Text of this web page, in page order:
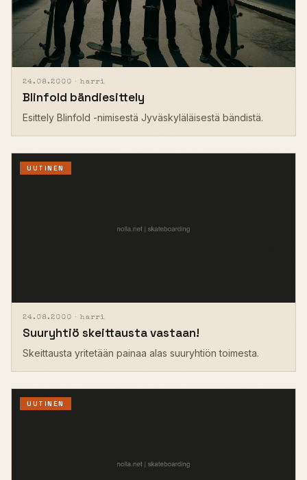
24.08.2000 · harri
Blinfold bändiesittely
Esittely Blinfold -nimisestä Jyväskyläläisestä bändistä.
UUTINEN
24.08.2000 · harri
Suuryhtiö skeittausta vastaan!
Skeittausta yritetään painaa alas suuryhtiön toimesta.
UUTINEN